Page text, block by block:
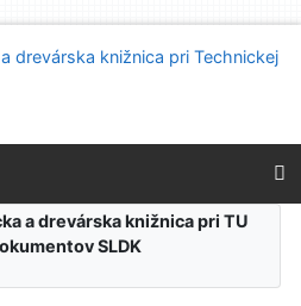
a drevárska knižnica pri TU
SLDK